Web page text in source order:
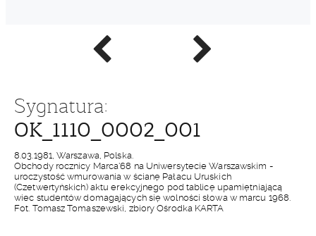
Poprzednie
zdjęcie
Następne
zdjęcie
Sygnatura:
OK_1110_0002_001
8.03.1981, Warszawa, Polska.
Obchody rocznicy Marca'68 na Uniwersytecie Warszawskim -
uroczystość wmurowania w ścianę Pałacu Uruskich
(Czetwertyńskich) aktu erekcyjnego pod tablicę upamiętniającą
wiec studentów domagających się wolności słowa w marcu 1968.
Fot. Tomasz Tomaszewski, zbiory Ośrodka KARTA